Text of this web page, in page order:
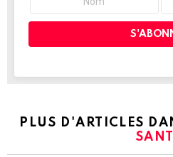
PLUS D'ARTICLES